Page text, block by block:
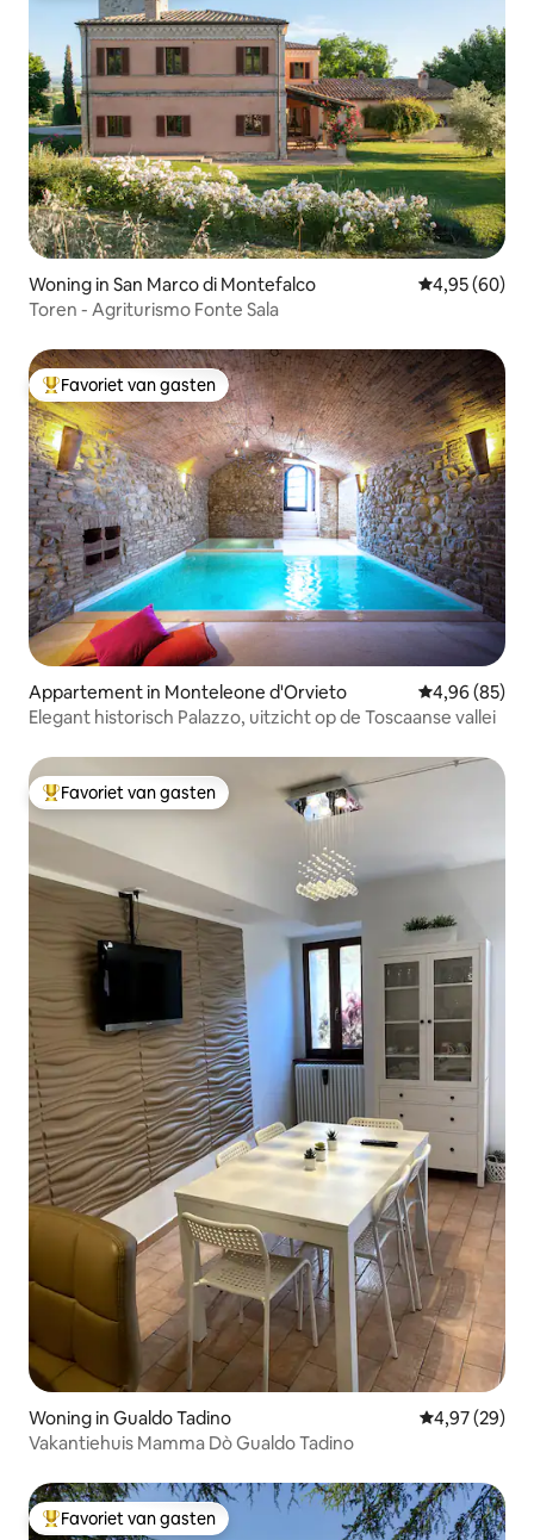
Woning in San Marco di Montefalco Gemiddelde
4,95 (60)
Toren - Agriturismo Fonte Sala
Topfavoriet van gasten
Favoriet van gasten
Appartement in Monteleone d'Orvieto Gemiddelde
4,96 (85)
Elegant historisch Palazzo, uitzicht op de Toscaanse vallei
Topfavoriet van gasten
Favoriet van gasten
Woning in Gualdo Tadino Gemiddelde
4,97 (29)
Vakantiehuis Mamma Dò Gualdo Tadino
Topfavoriet van gasten
Favoriet van gasten